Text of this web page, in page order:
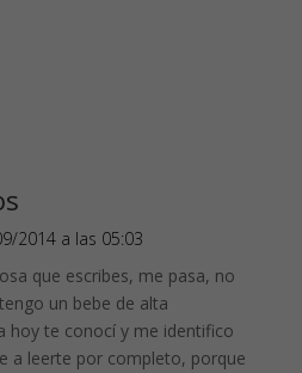
2014 a las 05:03
que escribes, me pasa, no
un bebe de alta
hoy te conocí y me identifico
a leerte por completo, porque